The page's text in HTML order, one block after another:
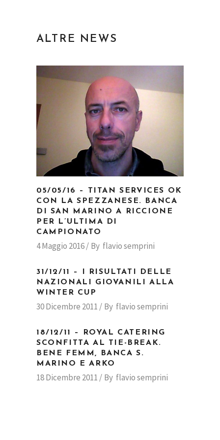
ALTRE NEWS
05/05/16 – TITAN SERVICES OK
CON LA SPEZZANESE. BANCA
DI SAN MARINO A RICCIONE
PER L’ULTIMA DI
CAMPIONATO
4 Maggio 2016 By flavio semprini
31/12/11 – I RISULTATI DELLE
NAZIONALI GIOVANILI ALLA
WINTER CUP
30 Dicembre 2011 By flavio semprini
18/12/11 – ROYAL CATERING
SCONFITTA AL TIE-BREAK.
BENE FEMM, BANCA S.
MARINO E ARKO
18 Dicembre 2011 By flavio semprini